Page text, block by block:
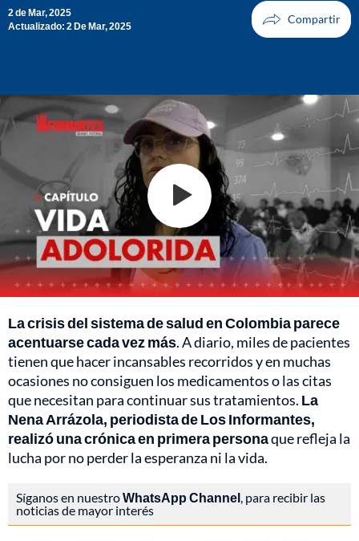
2 de Mar, 2025
Actualizado: 2 De Mar, 2025
La crisis del sistema de salud en Colombia parece
acentuarse cada vez más. A diario, miles de pacientes
tienen que hacer incansables recorridos y en muchas
ocasiones no consiguen los medicamentos o las citas
que necesitan para continuar sus tratamientos. La
Nena Arrázola, periodista de Los Informantes,
realizó una crónica en primera personaque refleja la
lucha por no perder la esperanza ni la vida.
Síganos en nuestroWhatsApp Channel, para recibir las
noticias de mayor interés